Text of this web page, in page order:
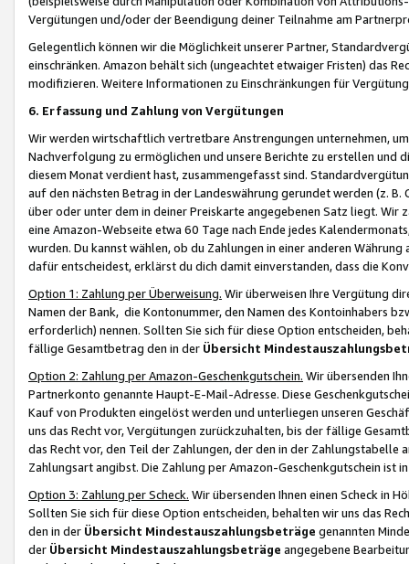
Vergütungen und/oder der Beendigung deiner Teilnahme am
Gelegentlich können wir die Möglichkeit unserer Partner,
einschränken. Amazon behält sich (ungeachtet etwaiger Fristen) das
modifizieren. Weitere Informationen zu Einschränkungen für
6. Erfassung und Zahlung von Vergütungen
Wir werden wirtschaftlich vertretbare Anstrengungen unternehmen,
Nachverfolgung zu ermöglichen und unsere Berichte zu erstellen und
diesem Monat verdient hast, zusammengefasst sind.
auf den nächsten Betrag in der Landeswährung gerundet werden (z.
über oder unter dem in deiner Preiskarte angegebenen Satz liegt.
eine Amazon-Webseite etwa 60 Tage nach Ende jedes
wurden. Du kannst wählen, ob du Zahlungen in einer anderen
dafür entscheidest, erklärst du dich damit einverstanden, dass die
Option 1: Zahlung per Überweisung. Wir überweisen Ihre Vergütung
Namen der Bank, die Kontonummer, den Namen des Kontoinhabers
erforderlich) nennen. Sollten Sie sich für diese Option entscheiden,
fällige Gesamtbetrag den in der Übersicht
Option 2: Zahlung per Amazon-Geschenkgutschein. Wir übersenden
Partnerkonto genannte Haupt-E-Mail-Adresse. Diese
Kauf von Produkten eingelöst werden und unterliegen unseren
uns das Recht vor, Vergütungen zurückzuhalten, bis der fällige
das Recht vor, den Teil der Zahlungen, der den in der
Zahlungsart angibst. Die Zahlung per Amazon-Geschenkgutschein ist
Option 3: Zahlung per Scheck. Wir übersenden Ihnen einen Scheck in
Sollten Sie sich für diese Option entscheiden, behalten wir uns das
den in der Übersicht Mindestauszahlungsbeträge genannten
der Übersicht Mindestauszahlungsbeträge angegebene